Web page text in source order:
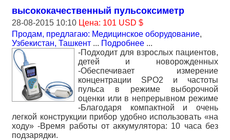
высококачественный пульсоксиметр
28-08-2015 10:10 Цена: 101 USD $
Продам, предлагаю: Медицинское оборудование,
Узбекистан, Ташкент ... Подробнее ...
-Подходит для взрослых пациентов,
детей и новорожденных
-Обеспечивает измерение
концентрации SPO2 и частоты
пульса в режиме выборочной
оценки или в непрерывном режиме
-Благодаря компактной и очень
легкой конструкции прибор удобно использовать «на
ходу» -Время работы от аккумулятора: 10 часа без
подзарядки.